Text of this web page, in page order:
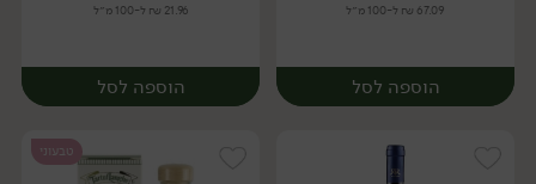
67.09 ₪ ל-100 מ״ל
הוספה לסל
21.96 ₪ ל-100 מ״ל
הוספה לסל
טבעוני